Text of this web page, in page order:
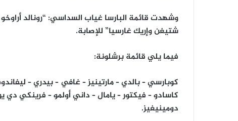
وشهدت قائمة البارسا غياب السداسي: “رونالد
شتيغن وإريك غارسيا” للإصابة.
فيما يلي قائمة برشلونة:
كوبارسي – بالدي – مارتينيز – غافي – بيدري –
كاسادو – فيكتور – يامال – داني أولمو – فرينكي
دومينيغيز.